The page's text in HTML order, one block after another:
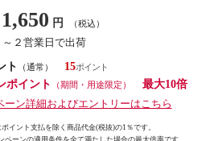
1,650 円 （税込）
～２営業日で出荷
ト
（通常）
15
ポイント
（期間・用途限定）
最大10倍
ーン詳細およびエントリーはこちら
イント支払を除く商品代金(税抜)の1％です。